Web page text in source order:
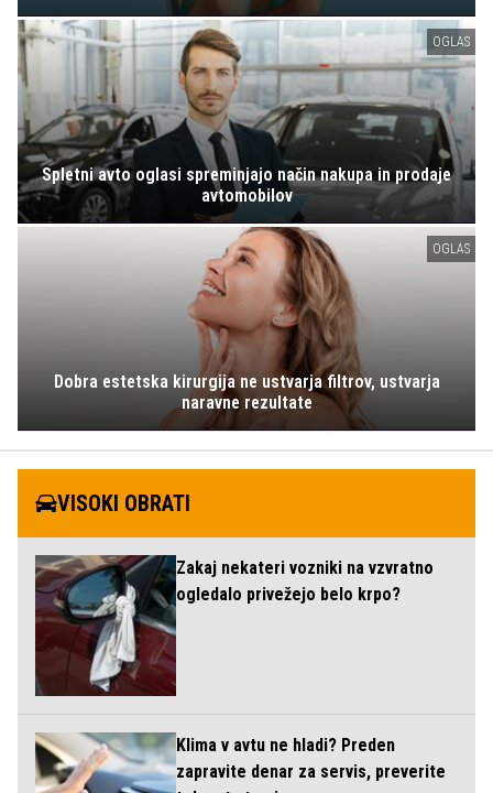
OGLAS
Spletni avto oglasi spreminjajo način nakupa in prodaje
avtomobilov
OGLAS
Dobra estetska kirurgija ne ustvarja filtrov, ustvarja
naravne rezultate
VISOKI OBRATI
Zakaj nekateri vozniki na vzvratno
ogledalo privežejo belo krpo?
Klima v avtu ne hladi? Preden
zapravite denar za servis, preverite